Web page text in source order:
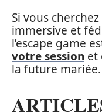
Si vous
immersive et
l’escape game
votre session et
la future mariée.